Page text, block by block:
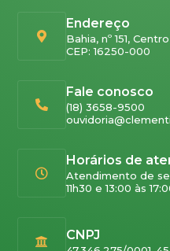
Endereço
Bahia, nº 151, Centro
CEP: 16250-000
Fale conosco
(18) 3658-9500
Horários de
Atendimento de
11h30 e 13:00 às
CNPJ